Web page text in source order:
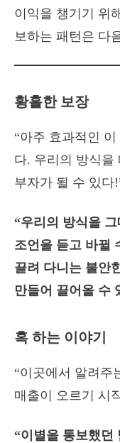
이익을 챙기기 위
보하는 패턴은 다
황홀한 보장
“아주 효과적인
다. 우리의 방식을
부자가 될 수 있다
“우리의 방식을
조언을 듣고 바뀔
끌려 다니는 불안
만들어 끌어올 수
혹 하는 이야기
“이곳에서 알려주
매출이 오르기 시
“이별을 통보했던